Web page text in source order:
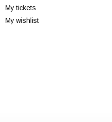
My tickets
My wishlist